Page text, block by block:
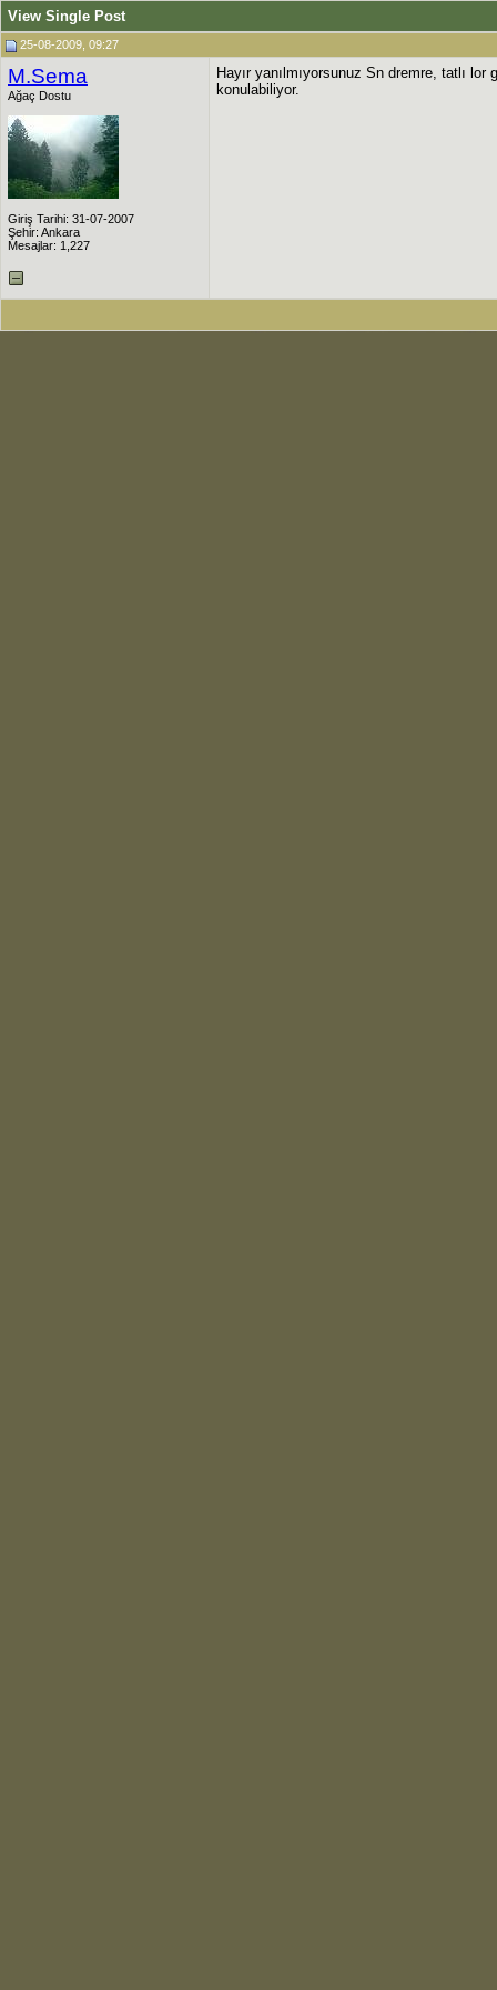
View Single Post
25-08-2009, 09:27
M.Sema
Ağaç Dostu
Giriş Tarihi: 31-07-2007
Şehir: Ankara
Mesajlar: 1,227
Hayır yanılmıyorsunuz Sn dremre, tatlı
konulabiliyor.